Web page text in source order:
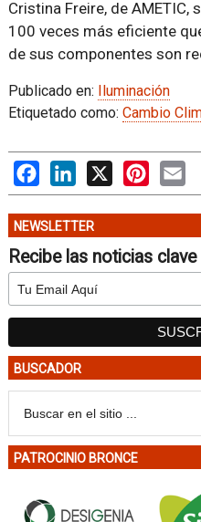
Cristina Freire, de AMETIC,
100 veces más eficiente
de sus componentes son
Publicado en: Iluminación
Etiquetado como: Cambio
FacebookLinkedIn
X Pinterest
NEWSLETTER
Recibe las noticias
BUSCADOR
PATROCINIO BRONCE